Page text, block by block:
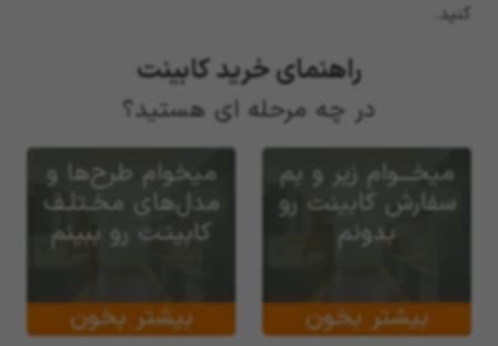
کنید.
راهنمای خرید کابینت
در چه مرحله ای هستید؟
میخـــوام زیر و بم
سفارش کابینت رو
بدونم
بیشتر بخون
میخوام طرح‌ها و
مدل‌های مخـتلـف
کابینـت رو ببینم
بیشتر بخون